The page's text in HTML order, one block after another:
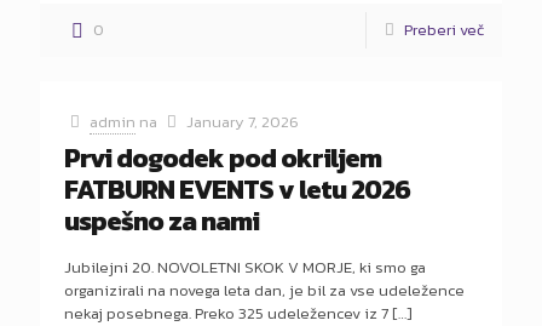
0 Preberi več
admin na January 7, 2026
Prvi dogodek pod okriljem
FATBURN EVENTS v letu 2026
uspešno za nami
Jubilejni 20. NOVOLETNI SKOK V MORJE, ki smo ga
organizirali na novega leta dan, je bil za vse udeležence
nekaj posebnega. Preko 325 udeležencev iz 7 […]